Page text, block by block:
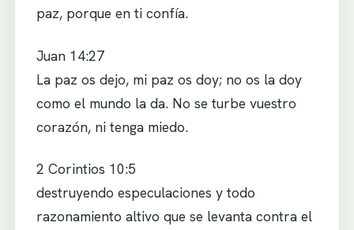
paz, porque en ti confía.
Juan 14:27
La paz os dejo, mi paz os doy; no os la doy
como el mundo la da. No se turbe vuestro
corazón, ni tenga miedo.
2 Corintios 10:5
destruyendo especulaciones y todo
razonamiento altivo que se levanta contra el